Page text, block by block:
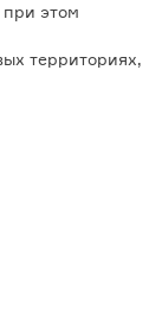
этом
территориях,
в